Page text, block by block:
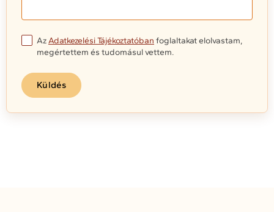
AzAdatkezelési Tájékoztatóban foglaltakat elolvastam,
megértettem és tudomásul vettem.
Küldés